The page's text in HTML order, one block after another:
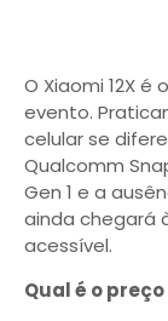
O Xiaomi 12X
evento.
celular se
Qualcomm
Gen 1 e a
ainda chegará
acessível.
Qual é o preço